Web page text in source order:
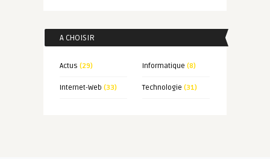
A CHOISIR
Actus (29) Informatique (8)
Internet-Web (33) Technologie (31)